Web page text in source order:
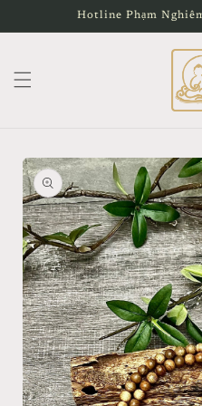
dung
Hotline Phạm
đến
thông
tin sản
phẩm